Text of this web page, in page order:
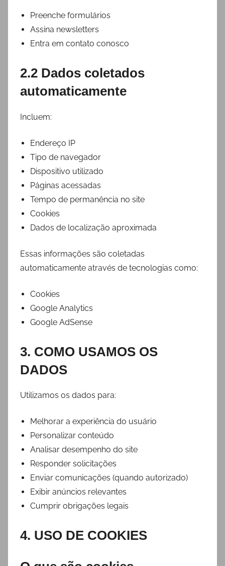
Preenche formulários
Assina newsletters
Entra em contato conosco
2.2 Dados coletados
automaticamente
Incluem:
Endereço IP
Tipo de navegador
Dispositivo utilizado
Páginas acessadas
Tempo de permanência no site
Cookies
Dados de localização aproximada
Essas informações são coletadas
automaticamente através de tecnologias como:
Cookies
Google Analytics
Google AdSense
3. COMO USAMOS OS
DADOS
Utilizamos os dados para:
Melhorar a experiência do usuário
Personalizar conteúdo
Analisar desempenho do site
Responder solicitações
Enviar comunicações (quando autorizado)
Exibir anúncios relevantes
Cumprir obrigações legais
4. USO DE COOKIES